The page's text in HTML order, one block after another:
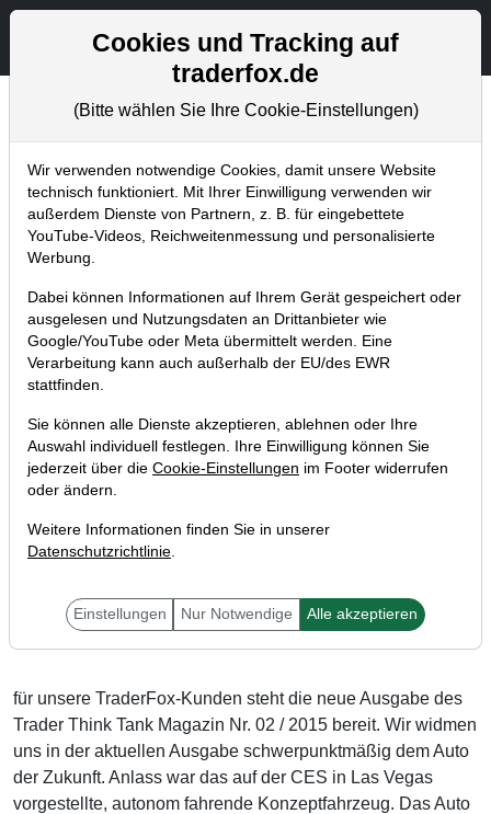
Aktien- und Artikelsuche
Tradingerfolge
Home Blog Tradingerfolge
Trader Think Tank Magazin Nr.
02/2015
18.01.2015 um 20:25 Uhr | TraderFox GmbH
für unsere TraderFox-Kunden steht die neue Ausgabe des
Trader Think Tank Magazin Nr. 02 / 2015 bereit. Wir widmen
uns in der aktuellen Ausgabe schwerpunktmäßig dem Auto
der Zukunft. Anlass war das auf der CES in Las Vegas
vorgestellte, autonom fahrende Konzeptfahrzeug. Das Auto
Cookies und Tracking auf
traderfox.de
(Bitte wählen Sie Ihre Cookie-Einstellungen)
Wir verwenden notwendige Cookies, damit unsere Website
technisch funktioniert. Mit Ihrer Einwilligung verwenden wir
außerdem Dienste von Partnern, z. B. für eingebettete
YouTube-Videos, Reichweitenmessung und personalisierte
Werbung.
Dabei können Informationen auf Ihrem Gerät gespeichert oder
ausgelesen und Nutzungsdaten an Drittanbieter wie
Google/YouTube oder Meta übermittelt werden. Eine
Verarbeitung kann auch außerhalb der EU/des EWR
stattfinden.
Sie können alle Dienste akzeptieren, ablehnen oder Ihre
Auswahl individuell festlegen. Ihre Einwilligung können Sie
jederzeit über die Cookie-Einstellungen im Footer widerrufen
oder ändern.
Weitere Informationen finden Sie in unserer
Datenschutzrichtlinie.
Einstellungen Nur Notwendige Alle akzeptieren